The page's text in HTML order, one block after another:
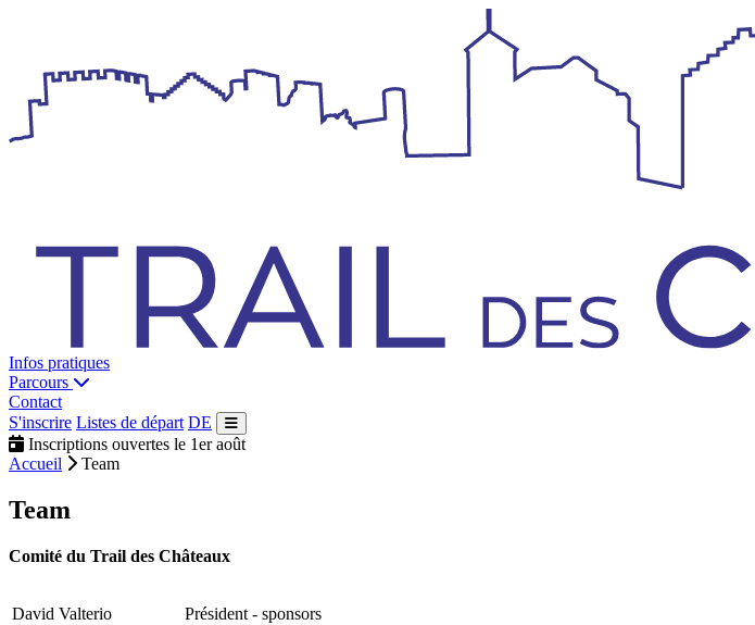
Infos pratiques
Parcours
Contact
S'inscrire Listes de départ DE
Inscriptions ouvertes le 1er août
Accueil
Team
Team
Comité du Trail des Châteaux
David Valterio Président - sponsors